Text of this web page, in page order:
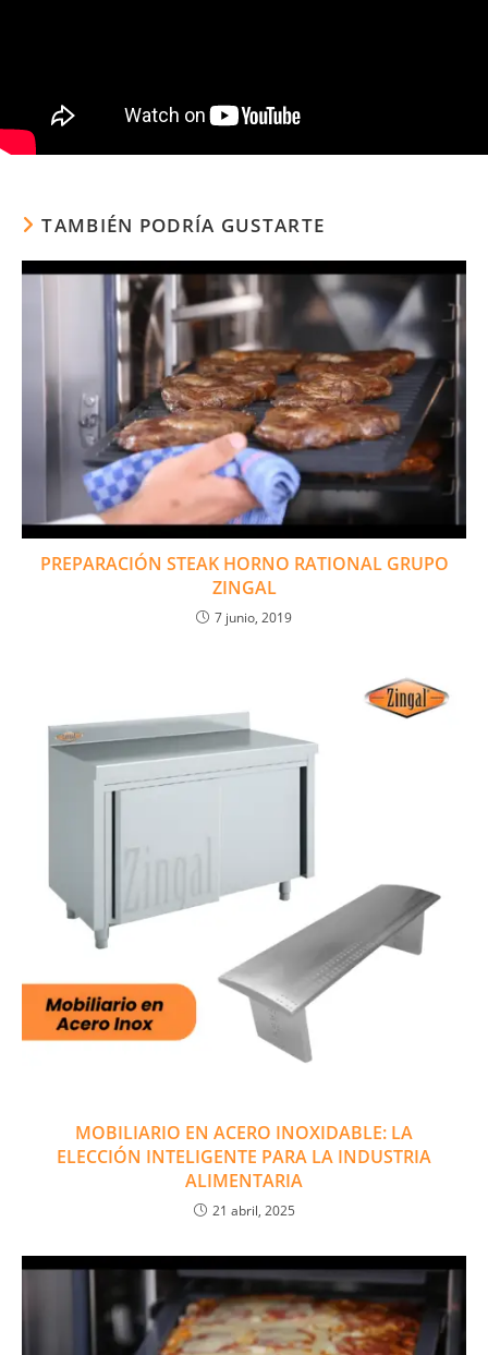
TAMBIÉN PODRÍA GUSTARTE
PREPARACIÓN STEAK HORNO RATIONAL GRUPO
ZINGAL
7 junio, 2019
MOBILIARIO EN ACERO INOXIDABLE: LA
ELECCIÓN INTELIGENTE PARA LA INDUSTRIA
ALIMENTARIA
21 abril, 2025